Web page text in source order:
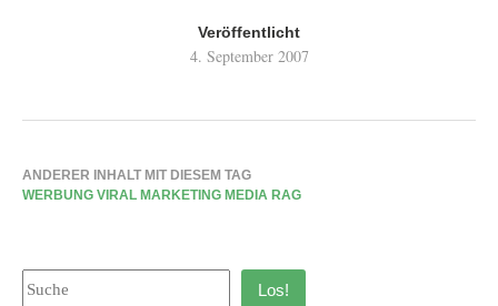
Veröffentlicht
4. September 2007
ANDERER INHALT MIT DIESEM TAG
WERBUNG VIRAL MARKETING MEDIA RAG
Los!